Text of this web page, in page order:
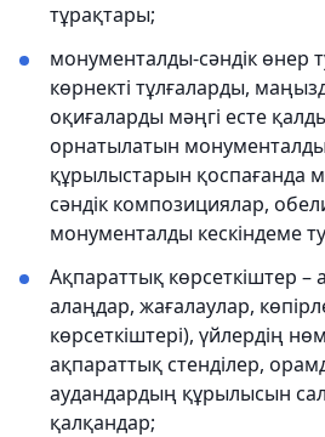
тұрақтары;
монументалды-сәндік өнер
көрнекті тұлғаларды,
оқиғаларды мәңгі есте
орнатылатын
құрылыстарын қоспағанда
сәндік композициялар,
монументалды кескіндеме
Ақпараттық көрсеткіштер
алаңдар, жағалаулар,
көрсеткіштері), үйлердің
ақпараттық стенділер,
аудандардың құрылысын
қалқандар;